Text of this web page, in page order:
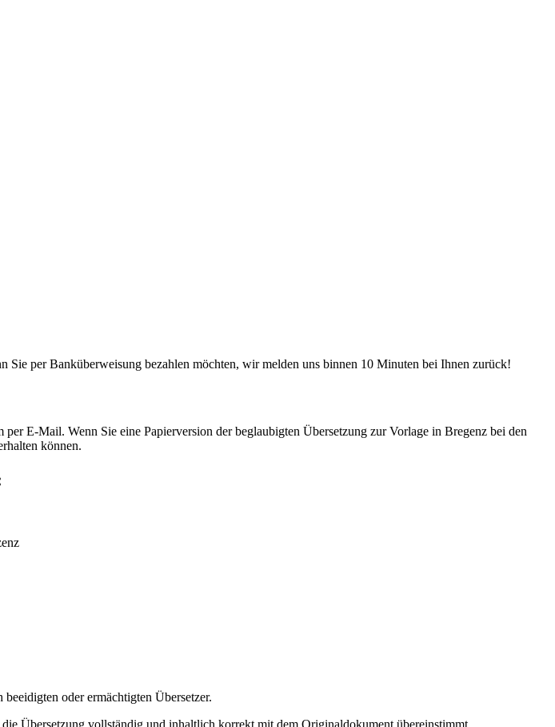
Sie per Banküberweisung bezahlen möchten, wir melden uns binnen 10 Minuten bei Ihnen zurück!
E-Mail. Wenn Sie eine Papierversion der beglaubigten Übersetzung zur Vorlage in Bregenz bei den
können.
oder ermächtigten Übersetzer.
Übersetzung vollständig und inhaltlich korrekt mit dem Originaldokument übereinstimmt.